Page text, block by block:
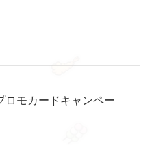
ロモカードキャンペー